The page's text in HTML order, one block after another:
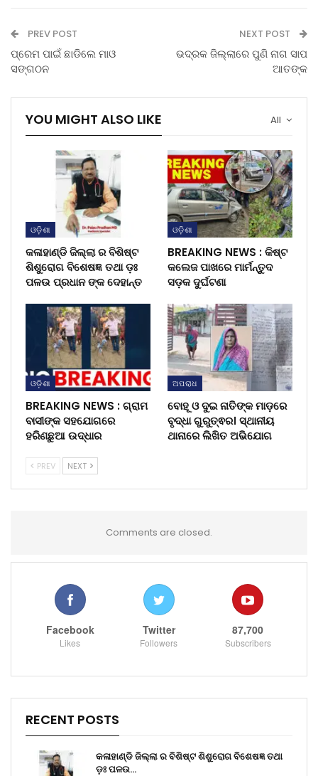
PREV POST
ପ୍ରେମ ପାଇଁ ଛାଡିଲେ ମାଓ
ସଙ୍ଗଠନ
NEXT POST
ଭଦ୍ରକ ଜିଲ୍ଲାରେ ପୁଣି ନାଗ ସାପ
ଆତଙ୍କ
All
YOU MIGHT ALSO LIKE
ଓଡ଼ିଶା
କଳାହାଣ୍ଡି ଜିଲ୍ଲା ର ବିଶିଷ୍ଟ
ଶିଶୁରୋଗ ବିଶେଷଜ୍ଞ ତଥା ଡ଼ଃ
ପଳଉ ପ୍ରଧାନ ଙ୍କ ଦେହାନ୍ତ
ଓଡ଼ିଶା
BREAKING NEWS : କିଷ୍ଟ
କଲେଜ ପାଖରେ ମାର୍ମନ୍ତୁଦ
ସଡ଼କ ଦୁର୍ଘଟଣା
ଓଡ଼ିଶା
BREAKING NEWS : ଗ୍ରାମ
ବାସୀଙ୍କ ସହଯୋଗରେ
ହରିଣଛୁଆ ଉଦ୍ଧାର
ଅପରାଧ
ବୋହୂ ଓ ଦୁଇ ନାତିଙ୍କ ମାଡ଼ରେ
ବୃଦ୍ଧା ଗୁରୁତ୍ଵର। ସ୍ଥାନୀୟ
ଥାନାରେ ଲିଖିତ ଅଭିଯୋଗ
PREV NEXT
Comments are closed.
Facebook
Likes
Twitter
Followers
87,700
Subscribers
RECENT POSTS
କଳାହାଣ୍ଡି ଜିଲ୍ଲା ର ବିଶିଷ୍ଟ ଶିଶୁରୋଗ ବିଶେଷଜ୍ଞ ତଥା
ଡ଼ଃ ପଳଉ…